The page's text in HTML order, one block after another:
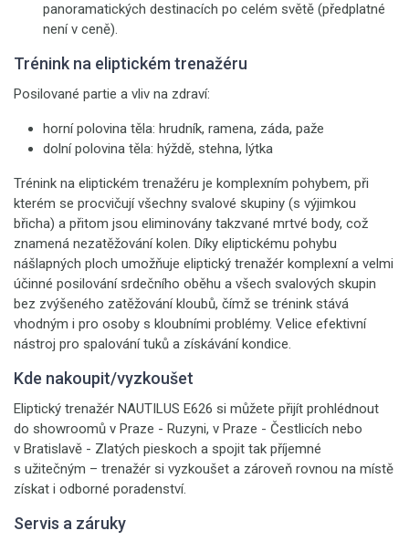
panoramatických destinacích po celém světě (předplatné
není v ceně).
Trénink na eliptickém trenažéru
Posilované partie a vliv na zdraví:
horní polovina těla: hrudník, ramena, záda, paže
dolní polovina těla: hýždě, stehna, lýtka
Trénink na eliptickém trenažéru je komplexním pohybem, při
kterém se procvičují všechny svalové skupiny (s výjimkou
břicha) a přitom jsou eliminovány takzvané mrtvé body, což
znamená nezatěžování kolen. Díky eliptickému pohybu
nášlapných ploch umožňuje eliptický trenažér komplexní a velmi
účinné posilování srdečního oběhu a všech svalových skupin
bez zvýšeného zatěžování kloubů, čímž se trénink stává
vhodným i pro osoby s kloubními problémy. Velice efektivní
nástroj pro spalování tuků a získávání kondice.
Kde nakoupit/vyzkoušet
Eliptický trenažér NAUTILUS E626 si můžete přijít prohlédnout
do showroomů v Praze - Ruzyni, v Praze - Čestlicích nebo
v Bratislavě - Zlatých pieskoch a spojit tak příjemné
s užitečným – trenažér si vyzkoušet a zároveň rovnou na místě
získat i odborné poradenství.
Servis a záruky